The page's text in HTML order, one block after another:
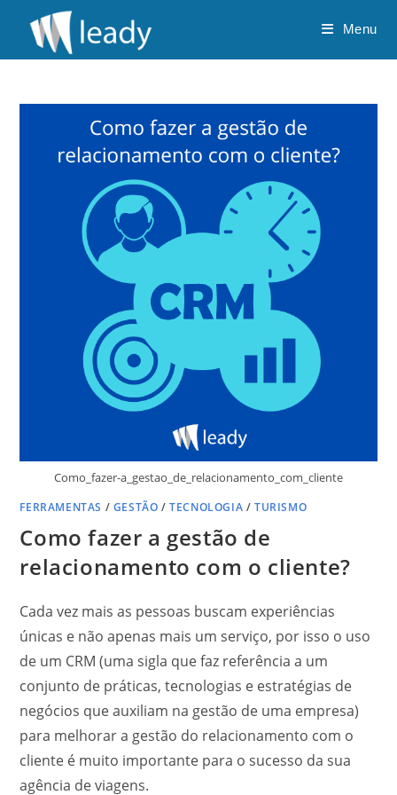
Menu
Como_fazer-a_gestao_de_relacionamento_com_cliente
FERRAMENTAS / GESTÃO /TECNOLOGIA /TURISMO
Como fazer a gestão de
relacionamento com o cliente?
Cada vez mais as pessoas buscam experiências
únicas e não apenas mais um serviço, por isso o uso
de um CRM (uma sigla que faz referência a um
conjunto de práticas, tecnologias e estratégias de
negócios que auxiliam na gestão de uma empresa)
para melhorar a gestão do relacionamento com o
cliente é muito importante para o sucesso da sua
agência de viagens.